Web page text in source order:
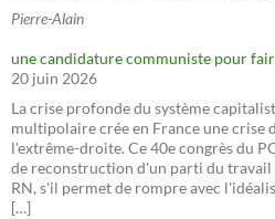
Pierre-Alain
une candidature communiste pour
20 juin 2026
La crise profonde du système
multipolaire crée en France une crise
l'extrême-droite. Ce 40e congrès du
de reconstruction d'un parti du
RN, s'il permet de rompre avec
[…]